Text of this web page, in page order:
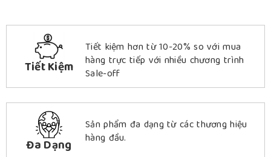
Tiết Kiệm
Tiết kiệm hơn từ 10-20% so với mua
hàng trực tiếp với nhiều chương trình
Sale-off
Đa Dạng
Sản phẩm đa dạng từ các thương hiệu
hàng đầu.